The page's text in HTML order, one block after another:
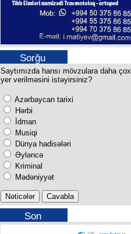
Sorğu
Saytımızda hansı mövzulara daha çox
yer verilməsini istəyirsiniz?
Azərbaycan tarixi
Hərbi
İdman
Musiqi
Dünya hadisələri
Əyləncə
Kriminal
Mədəniyyət
Son
buraxılışımız